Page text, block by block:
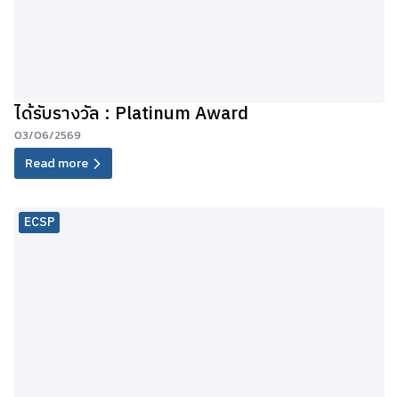
ได้รับรางวัล : Platinum Award
03/06/2569
Read more
ECSP